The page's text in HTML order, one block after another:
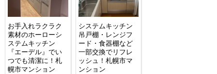
お手入れラクラク
素材のホーローシ
ステムキッチン
『エーデル』でい
つでも清潔に！札
幌市マンション
システムキッチン
吊戸棚・レンジフ
ード・食器棚など
一部交換でリフレ
ッシュ！札幌市マ
ンション